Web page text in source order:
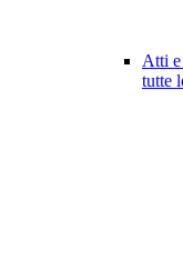
Atti e
tutte